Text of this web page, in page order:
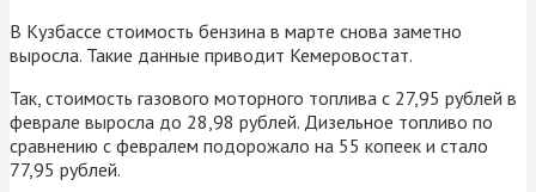
В Кузбассе стоимость бензина в марте снова заметно
выросла. Такие данные приводит Кемеровостат.
Так, стоимость газового моторного топлива с 27,95 рублей в
феврале выросла до 28,98 рублей. Дизельное топливо по
сравнению с февралем подорожало на 55 копеек и стало
77,95 рублей.